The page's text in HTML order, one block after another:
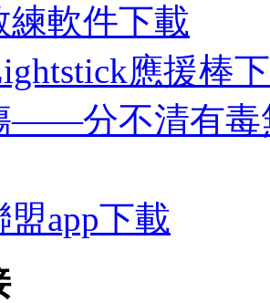
練軟件下載
應援棒
——分不清有毒
app下載